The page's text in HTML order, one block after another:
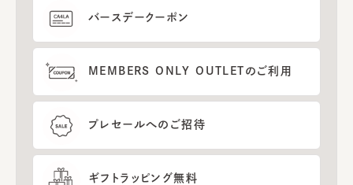
バースデークーポン
MEMBERS ONLY OUTLETのご利用
プレセールへのご招待
ギフトラッピング無料